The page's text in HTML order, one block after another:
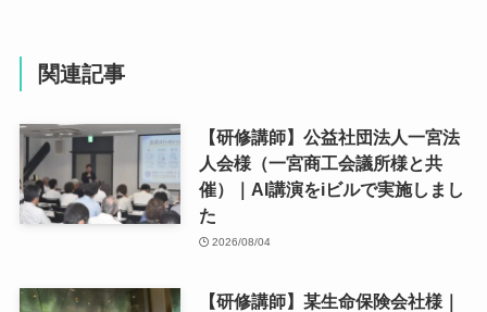
関連記事
【研修講師】公益社団法人一宮法
人会様（一宮商工会議所様と共
催）｜AI講演をiビルで実施しまし
た
2026/08/04
【研修講師】某生命保険会社様｜